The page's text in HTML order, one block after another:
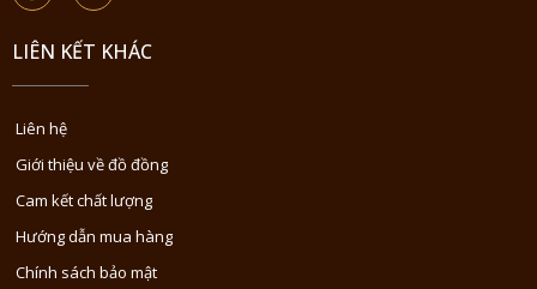
LIÊN KẾT KHÁC
Liên hệ
Giới thiệu về đồ đồng
Cam kết chất lượng
Hướng dẫn mua hàng
Chính sách bảo mật